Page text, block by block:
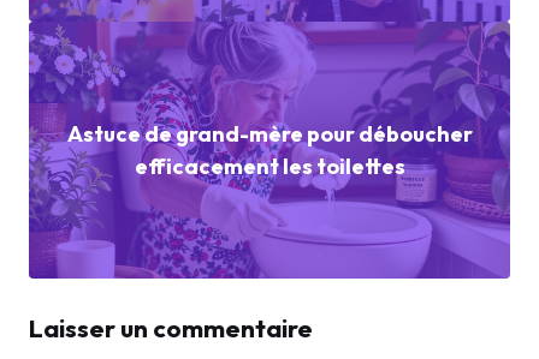
Astuce de grand-mère pour déboucher
efficacement les toilettes
Laisser un commentaire